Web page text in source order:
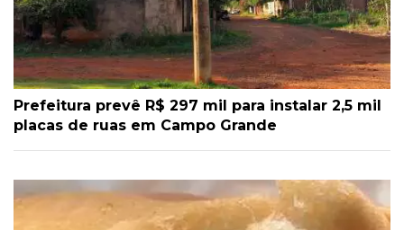
Prefeitura prevê R$ 297 mil para instalar 2,5 mil
placas de ruas em Campo Grande